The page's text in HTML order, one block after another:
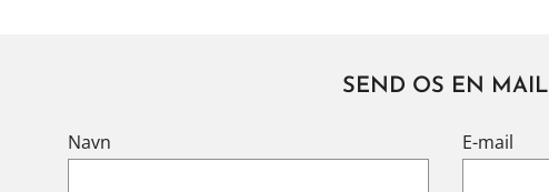
SEND OS EN MAIL
Navn E-mail